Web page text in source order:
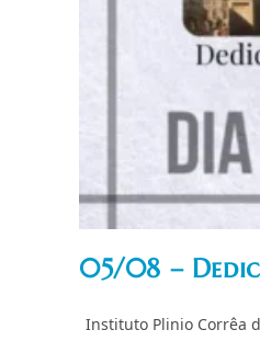
05/08 –
Autor
Instituto Plinio Corrêa